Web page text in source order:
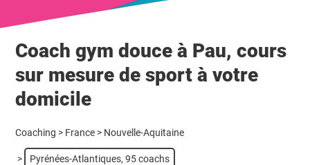
Coach gym douce à Pau, cours
sur mesure de sport à votre
domicile
Coaching > France > Nouvelle-Aquitaine
> Pyrénées-Atlantiques, 95 coachs